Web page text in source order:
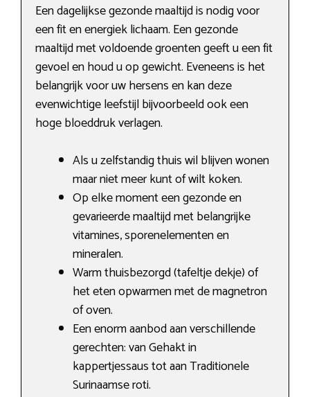
Een dagelijkse gezonde maaltijd is nodig voor
een fit en energiek lichaam. Een gezonde
maaltijd met voldoende groenten geeft u een fit
gevoel en houd u op gewicht. Eveneens is het
belangrijk voor uw hersens en kan deze
evenwichtige leefstijl bijvoorbeeld ook een
hoge bloeddruk verlagen.
Als u zelfstandig thuis wil blijven wonen
maar niet meer kunt of wilt koken.
Op elke moment een gezonde en
gevarieerde maaltijd met belangrijke
vitamines, sporenelementen en
mineralen.
Warm thuisbezorgd (tafeltje dekje) of
het eten opwarmen met de magnetron
of oven.
Een enorm aanbod aan verschillende
gerechten: van Gehakt in
kappertjessaus tot aan Traditionele
Surinaamse roti.